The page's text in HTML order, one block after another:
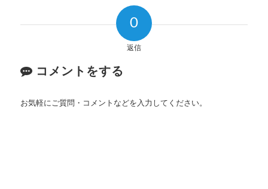
0
返信
コメントをする
お気軽にご質問・コメントなどを入力してください。